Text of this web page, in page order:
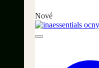
Nové